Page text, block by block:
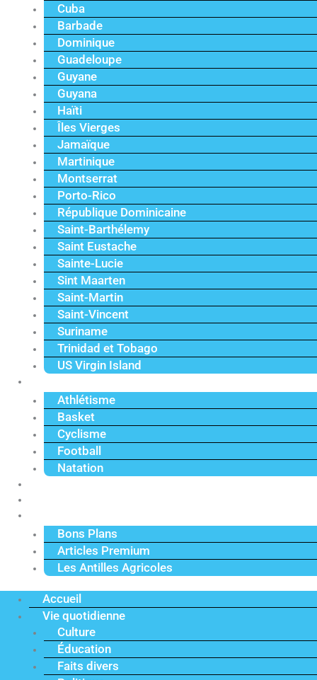
Cuba
Barbade
Dominique
Guadeloupe
Guyane
Guyana
Haïti
Îles Vierges
Jamaïque
Martinique
Montserrat
Porto-Rico
République Dominicaine
Saint-Barthélemy
Saint Eustache
Sainte-Lucie
Sint Maarten
Saint-Martin
Saint-Vincent
Suriname
Trinidad et Tobago
US Virgin Island
Athlétisme
Basket
Cyclisme
Football
Natation
Bons Plans
Articles Premium
Les Antilles Agricoles
Accueil
Vie quotidienne
Culture
Éducation
Faits divers